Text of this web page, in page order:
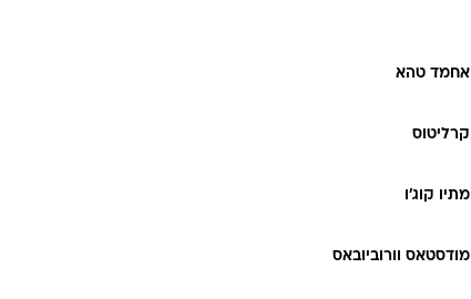
אחמד טהא
קרליטוס
מתיו קוג'ו
מודסטאס וורוביובאס